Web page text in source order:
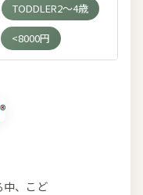
TODDLER2～4歳
<8000円
中、こど